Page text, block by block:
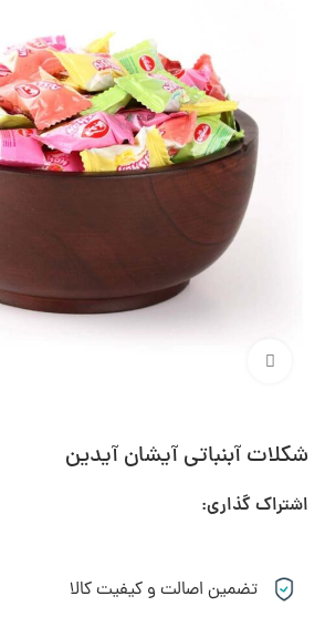
شکلات آبنباتی آیشان آیدین
اشتراک گذاری:
تضمین اصالت و کیفیت کالا